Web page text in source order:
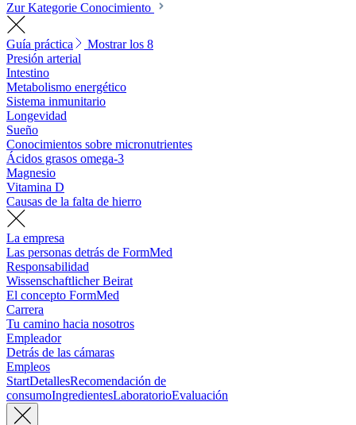
Zur Kategorie Conocimiento
Guía práctica
Mostrar los 8
Presión arterial
Intestino
Metabolismo energético
Sistema inmunitario
Longevidad
Sueño
Conocimientos sobre micronutrientes
Ácidos grasos omega-3
Magnesio
Vitamina D
Causas de la falta de hierro
La empresa
Las personas detrás de FormMed
Responsabilidad
Wissenschaftlicher Beirat
El concepto FormMed
Carrera
Tu camino hacia nosotros
Empleador
Detrás de las cámaras
Empleos
StartDetallesRecomendación de
consumoIngredientesLaboratorioEvaluación